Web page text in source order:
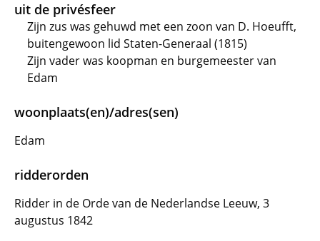
uit de privésfeer
Zijn zus was gehuwd met een zoon van D. Hoeufft,
buitengewoon lid Staten-Generaal (1815)
Zijn vader was koopman en burgemeester van
Edam
woonplaats(en)/adres(sen)
Edam
ridderorden
Ridder in de Orde van de Nederlandse Leeuw, 3
augustus 1842